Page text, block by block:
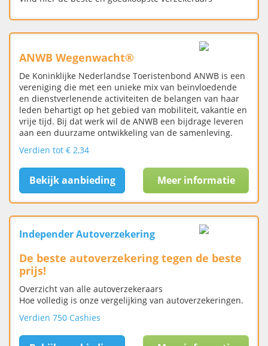
ANWB Wegenwacht®
De Koninklijke Nederlandse Toeristenbond ANWB is een
vereniging die met een unieke mix van beïnvloedende
en dienstverlenende activiteiten de belangen van haar
leden behartigt op het gebied van mobiliteit, vakantie en
vrije tijd. Bij dat werk wil de ANWB een bijdrage leveren
aan een duurzame ontwikkeling van de samenleving.
Verdien tot € 2,34
Bekijk aanbieding Meer informatie
Independer Autoverzekering
De beste autoverzekering tegen de beste
prijs!
Overzicht van alle autoverzekeraars
Hoe volledig is onze vergelijking van autoverzekeringen.
Verdien 750 Cashies